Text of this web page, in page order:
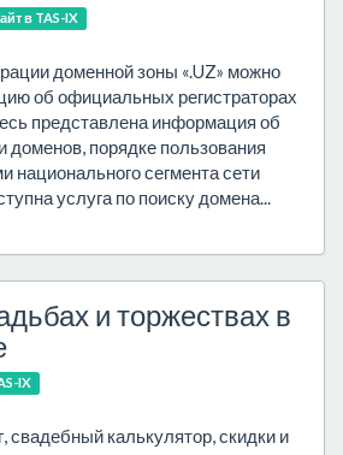
в TAS-IX
доменной зоны «.UZ» можно
об официальных регистраторах
представлена информация об
доменов, порядке пользования
национального сегмента сети
услуга по поиску домена...
и торжествах в
IX
свадебный калькулятор, скидки и